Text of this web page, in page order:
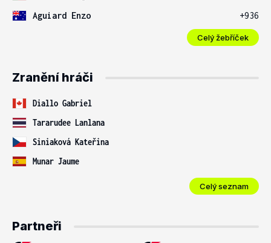
Aguiard Enzo
+936
Celý žebříček
Zranění hráči
Diallo Gabriel
Tararudee Lanlana
Siniaková Kateřina
Munar Jaume
Celý seznam
Partneři